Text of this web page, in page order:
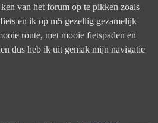
van het forum op te pikken zoals
en ik op m5 gezellig gezamelijk
route, met mooie fietspaden en
dus heb ik uit gemak mijn navigatie